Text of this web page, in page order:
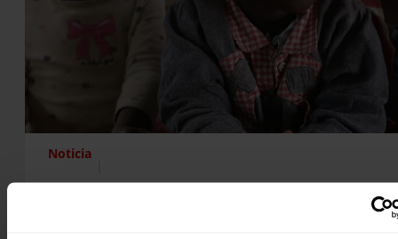
Noticia
BURUNDI: ESCUELAS SEGURAS PARA EL APRENDIZAJE Y LA